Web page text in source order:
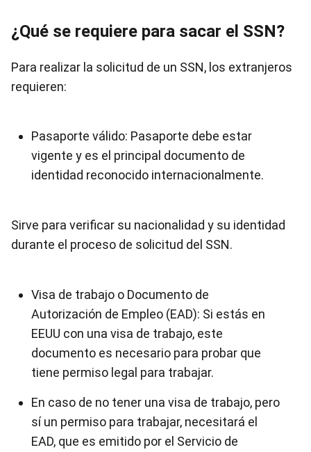
¿Qué se requiere para sacar el SSN?
Para realizar la solicitud de un SSN, los extranjeros
requieren:
Pasaporte válido: Pasaporte debe estar
vigente y es el principal documento de
identidad reconocido internacionalmente.
Sirve para verificar su nacionalidad y su identidad
durante el proceso de solicitud del SSN.
Visa de trabajo o Documento de
Autorización de Empleo (EAD): Si estás en
EEUU con una visa de trabajo, este
documento es necesario para probar que
tiene permiso legal para trabajar.
En caso de no tener una visa de trabajo, pero
sí un permiso para trabajar, necesitará el
EAD, que es emitido por el Servicio de